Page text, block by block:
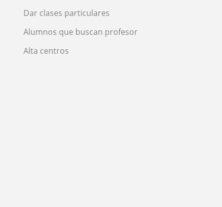
Dar clases particulares
Alumnos que buscan profesor
Alta centros